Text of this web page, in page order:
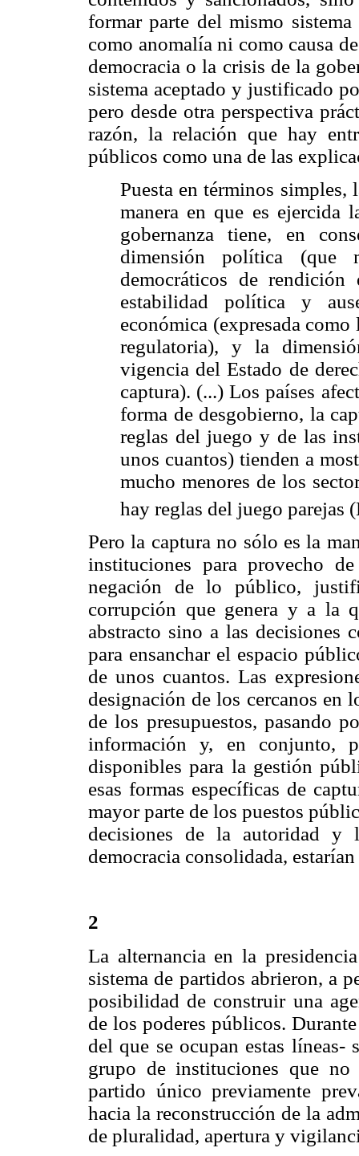
formar parte del mismo
como anomalía ni como causa
democracia o la crisis de la
sistema aceptado y justificado
pero desde otra perspectiva
razón, la relación que hay
públicos como una de las
Puesta en términos simples,
manera en que es ejercida
gobernanza tiene, en
dimensión política (que
democráticos de
estabilidad política y
económica (expresada
regulatoria), y la
vigencia del Estado de
captura). (...) Los países
forma de desgobierno, la
reglas del juego y de las
unos cuantos) tienden a
mucho menores de los
hay reglas del juego
Pero la captura no sólo es la
instituciones para provecho
negación de lo público,
corrupción que genera y a la
abstracto sino a las decisiones
para ensanchar el espacio
de unos cuantos. Las
designación de los cercanos en
de los presupuestos, pasando
información y, en conjunto,
disponibles para la gestión
esas formas específicas de
mayor parte de los puestos
decisiones de la autoridad y
democracia consolidada,
2
La alternancia en la
sistema de partidos abrieron, a
posibilidad de construir una
de los poderes públicos.
del que se ocupan estas
grupo de instituciones que
partido único previamente
hacia la reconstrucción de la
de pluralidad, apertura y